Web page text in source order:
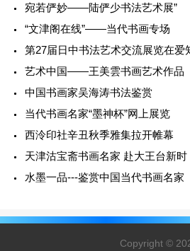
宛若俨妙——陆俨少书法艺术展”
“文津阁在线”——当代书画专场
第27届日中书法艺术交流展览在爱
艺术中国——王美雲书画艺术作品
中国书画家吴海涛书法鉴赏
当代书画名家“墨神杯”网上展览
西泠印社辛丑秋季雅集拉开帷幕
天津沽宝斋书画名家 赴大王台新时
水墨一品---鉴赏中国当代书画名家
Copyright ©